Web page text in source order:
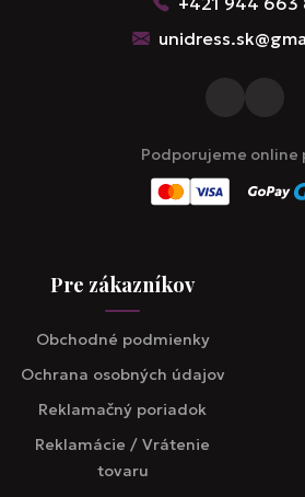
Podporujeme online
Pre zákazníkov
Obchodné podmienky
Ochrana osobných údajov
Reklamačný poriadok
Reklamácie / Vrátenie
tovaru